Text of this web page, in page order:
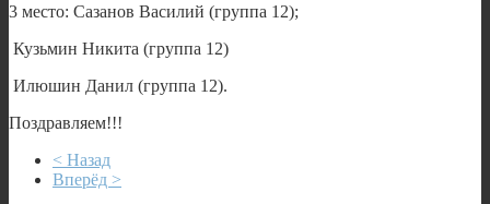
3 место: Сазанов Василий (группа 12);
Кузьмин Никита (группа 12)
Илюшин Данил (группа 12).
Поздравляем!!!
< Назад
Вперёд >